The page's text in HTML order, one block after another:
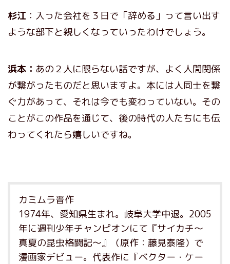
杉江 ：入った会社を３日で「辞める」って言い出す
ような部下と親しくなっていったわけでしょう。
浜本： あの２人に限らない話ですが、よく人間関係
が繋がったものだと思いますよ。本には人同士を繋
ぐ力があって、それは今でも変わっていない。その
ことがこの作品を通じて、後の時代の人たちにも伝
わってくれたら嬉しいですね。
カミムラ晋作
1974年、愛知県生まれ。岐阜大学中退。2005
年に週刊少年チャンピオンにて『サイカチ〜
真夏の昆虫格闘記〜』（原作：藤見泰隆）で
漫画家デビュー。代表作に『ベクター・ケー